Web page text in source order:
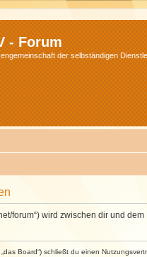
- Forum
der selbständigen
forum“) wird zwischen dir und
Board“) schließt du einen